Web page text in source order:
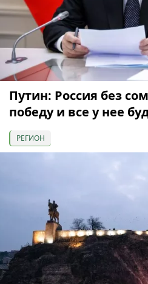
Путин: Россия без
победу и все у нее
РЕГИОН